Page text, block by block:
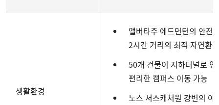
생활환경
앨버타주 에드먼턴의 안전
2시간 거리의 최적 자연환
50개 건물이 지하터널로
편리한 캠퍼스 이동 가능
노스 서스캐처원 강변의